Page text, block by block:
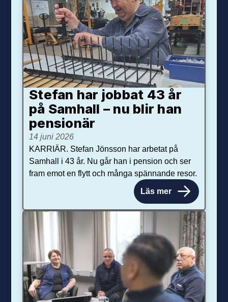
Stefan har jobbat 43 år
på Samhall – nu blir han
pensionär
14 juni 2026
KARRIÄR. Stefan Jönsson har arbetat på
Samhall i 43 år. Nu går han i pension och ser
fram emot en flytt och många spännande resor.
Läs mer